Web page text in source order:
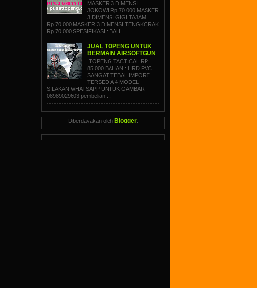
MASKER 3 DIMENSI
JOKOWI Rp.70.000 MASKER
3 DIMENSI GIGI TAJAM
Rp.70.000 MASKER 3 DIMENSI TENGKORAK
Rp.70.000 SPESIFIKASI : BAH...
JUAL TOPENG UNTUK
BERMAIN AIRSOFTGUN
TOPENG TACTICAL RP
85.000 BAHAN : HRD PVC
SANGAT TEBAL IMPORT
TERSEDIA 4 MODEL
SILAKAN WHATSAPP UNTUK GAMBAR
08989029603 pembelian ...
Diberdayakan oleh Blogger